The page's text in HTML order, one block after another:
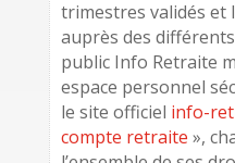
trimestres validés et
auprès des
public Info Retraite
espace personnel
le site officiel info-
compte retraite »,